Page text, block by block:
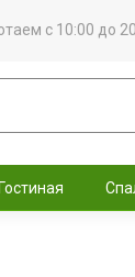
с 10:00 до
Гостиная